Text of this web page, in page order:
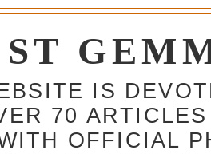
ST
IS
70
OFFICIAL